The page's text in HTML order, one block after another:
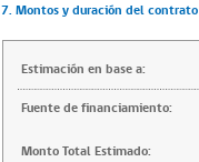
7. Montos y duración del contrato
Estimación en base a:
Fuente de financiamiento:
Monto Total Estimado: